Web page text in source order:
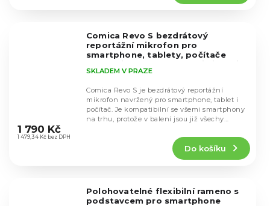
Comica Revo S bezdrátový
reportážní mikrofon pro
smartphone, tablety, počítače
Obsahuje USB-C adaptér i Lightning
hodnocení
produktu
SKLADEM V PRAZE
1 479,34 Kč bez DPH
1 790 Kč
Do košíku
Comica Revo S je bezdrátový reportážní
mikrofon navržený pro smartphone, tablet i
počítač. Je kompatibilní se všemi smartphony
na trhu, protože v balení jsou již všechy
Polohovatelné flexibilní rameno s
podstavcem pro smartphone